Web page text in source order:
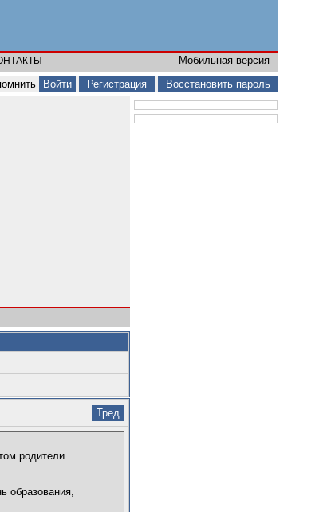
Мобильная версия
Регистрация Восстановить пароль
Тред
родители
образования,